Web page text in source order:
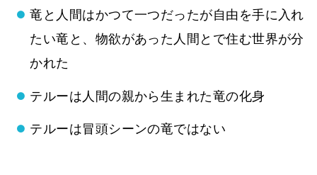
竜と人間はかつて一つだったが自由を手に入れ
たい竜と、物欲があった人間とで住む世界が分
かれた
テルーは人間の親から生まれた竜の化身
テルーは冒頭シーンの竜ではない